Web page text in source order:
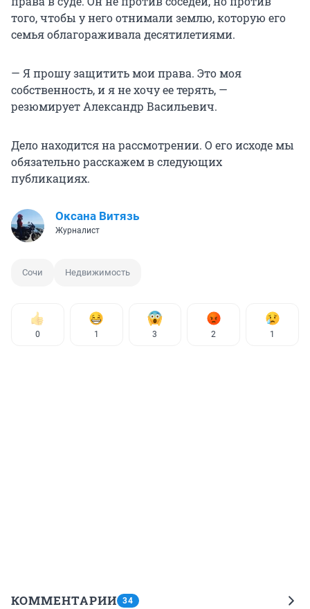
того, чтобы у него отнимали землю, которую его
семья облагораживала десятилетиями.
— Я прошу защитить мои права. Это моя
собственность, и я не хочу ее терять, —
резюмирует Александр Васильевич.
Дело находится на рассмотрении. О его исходе мы
обязательно расскажем в следующих
публикациях.
Оксана Витязь
Журналист
Сочи Недвижимость
0 1 3 2 1
КОММЕНТАРИИ 34